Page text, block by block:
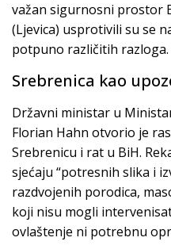
važan sigurnosni prostor
(Ljevica) usprotivili su se
potpuno različitih razloga.
Srebrenica kao
Državni ministar u
Florian Hahn otvorio je
Srebrenicu i rat u BiH.
sjećaju “potresnih slika i
razdvojenih porodica,
koji nisu mogli
ovlaštenje ni potrebnu